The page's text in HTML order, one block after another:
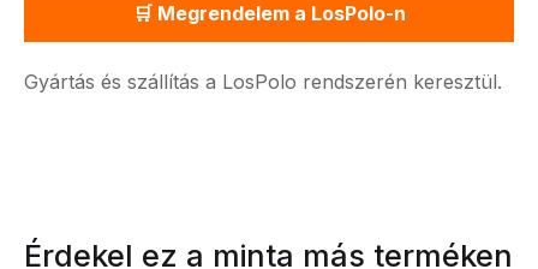
🛒 Megrendelem a LosPolo-n
Gyártás és szállítás a LosPolo rendszerén keresztül.
Érdekel ez a minta más terméken